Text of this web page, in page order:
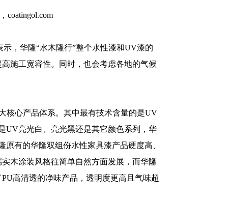
，华隆“水木隆行”整个水性漆和UV漆的
施工宽容性。同时，也会考虑各地的气候
核心产品体系。其中最有技术含量的是UV
UV亮光白、亮光黑还是其它颜色系列，华
有的华隆双组份水性家具漆产品硬度高、
木涂装风格往简单自然方面发展，而华隆
高清透的净味产品，透明度更高且气味超